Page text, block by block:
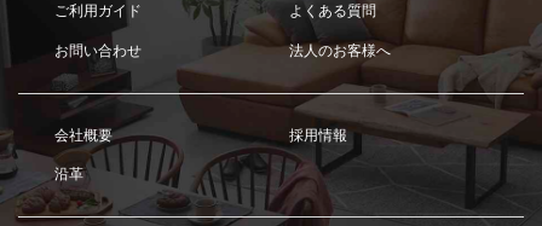
ご利用ガイド よくある質問
お問い合わせ 法人のお客様へ
会社概要 採用情報
沿革